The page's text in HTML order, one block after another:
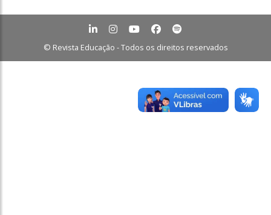
© Revista Educação - Todos os direitos reservados